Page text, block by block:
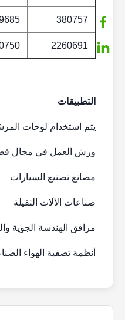
380757
2260691
التطبيقات
يتم استخدام لوحات
ورش العمل في مجال قطع
مصانع تصنيع السيارات
صناعات الآلات الثقيلة
مرافق الهندسة الجوية
أنظمة تصفية الهواء